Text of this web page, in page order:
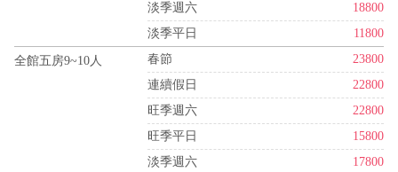
淡季週六
18800
淡季平日
11800
全館五房9~10人 春節
23800
連續假日
22800
旺季週六
22800
旺季平日
15800
淡季週六
17800